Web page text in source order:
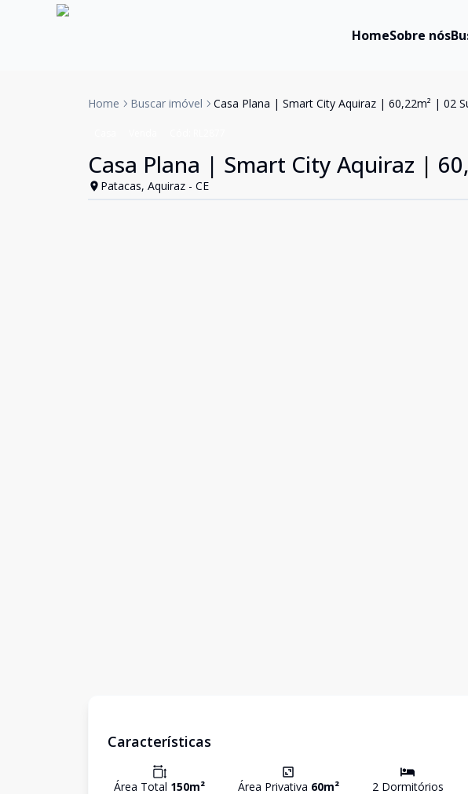
HomeSobre nós
Home Buscar imóvel Casa Plana | Smart City Aquiraz | 60,22m² | 02
Casa Plana | Smart City Aquiraz |
Patacas, Aquiraz - CE
Características
Área Total 150m² Área Privativa 60m² 2Dormitórios